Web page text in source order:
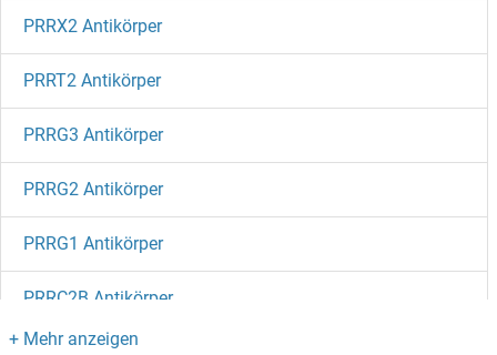
PRRX2 Antikörper
PRRT2 Antikörper
PRRG3 Antikörper
PRRG2 Antikörper
PRRG1 Antikörper
PRRC2B Antikörper